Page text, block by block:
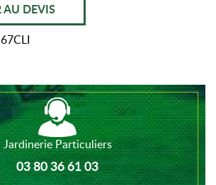
AU DEVIS
Jardinerie Particuliers
03 80 36 61 03